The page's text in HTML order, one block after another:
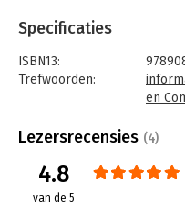
ingewijden de weg lijken te
te belangrijk om enkel aan
IT heeft zich ontwikkeld tot
aspecten van het
mogelijkheden en
ervaren mensen in de
als een blok aan het been.
horen dat iets niet mag of
mensen te weinig grip het
Specificaties
ISBN13:
Trefwoorden:
en
Bindwijze:
Lezersrecensies (4)
4.8
van de 5